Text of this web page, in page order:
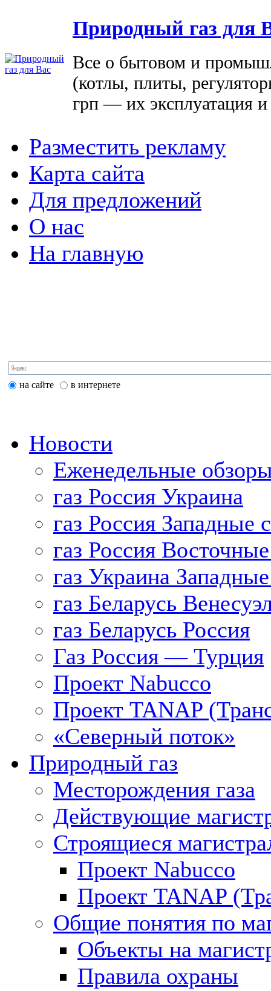
Природный газ для
Все о бытовом и
(котлы, плиты,
грп — их эксплуатация
Разместить рекламу
Карта сайта
Для предложений
О нас
На главную
на сайте в интернете
Новости
Еженедельные
газ Россия Украина
газ Россия Западные
газ Россия
газ Украина
газ Беларусь
газ Беларусь Россия
Газ Россия — Турция
Проект Nabucco
Проект TANAP
«Северный поток»
Природный газ
Месторождения газа
Действующие
Строящиеся
Проект Nabucco
Проект TANAP
Общие понятия по
Объекты на
Правила охраны